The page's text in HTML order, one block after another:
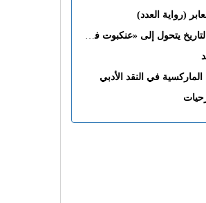
(رواية العدد)
عنكبوت التاريخ يتحول إلى «عنكبوت فى القلب»
الماركسية في النقد الأدبي